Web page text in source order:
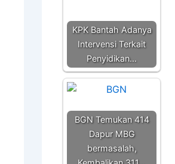
KPK Bantah Adanya
Intervensi Terkait
Penyidikan…
BGN Temukan 414
Dapur MBG
bermasalah,